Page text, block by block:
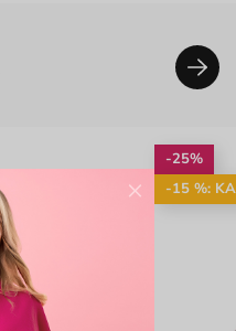
-25%
-15 %:
×